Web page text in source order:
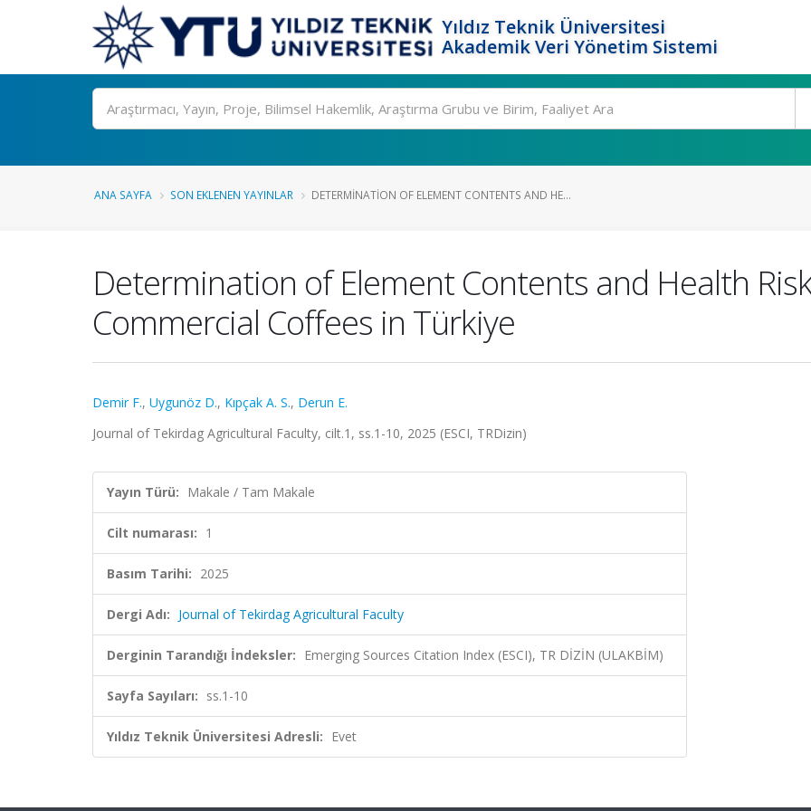
Yıldız Teknik Üniversitesi
Akademik Veri Yönetim Sistemi
Ara
ANA SAYFA SON EKLENEN YAYINLAR DETERMINATION OF ELEMENT CONTENTS AND HE...
Determination of Element Contents and Health
Commercial Coffees in Türkiye
Demir F., Uygunöz D., Kıpçak A. S., Derun E.
Journal of Tekirdag Agricultural Faculty, cilt.1, ss.1-10, 2025 (ESCI, TRDizin)
Yayın Türü: Makale / Tam Makale
Cilt numarası: 1
Basım Tarihi: 2025
Dergi Adı: Journal of Tekirdag Agricultural Faculty
Derginin Tarandığı İndeksler: Emerging Sources Citation Index (ESCI), TR DİZİN (ULAKBİM)
Sayfa Sayıları: ss.1-10
Yıldız Teknik Üniversitesi Adresli: Evet